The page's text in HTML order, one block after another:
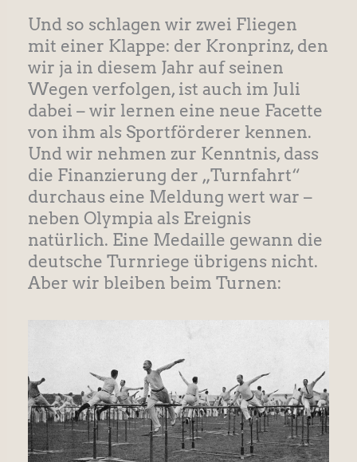
Und so schlagen wir zwei Fliegen
mit einer Klappe: der Kronprinz, den
wir ja in diesem Jahr auf seinen
Wegen verfolgen, ist auch im Juli
dabei – wir lernen eine neue Facette
von ihm als Sportförderer kennen.
Und wir nehmen zur Kenntnis, dass
die Finanzierung der „Turnfahrt“
durchaus eine Meldung wert war –
neben Olympia als Ereignis
natürlich. Eine Medaille gewann die
deutsche Turnriege übrigens nicht.
Aber wir bleiben beim Turnen: